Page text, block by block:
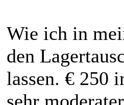
Wie ich in
den
lassen. € 250